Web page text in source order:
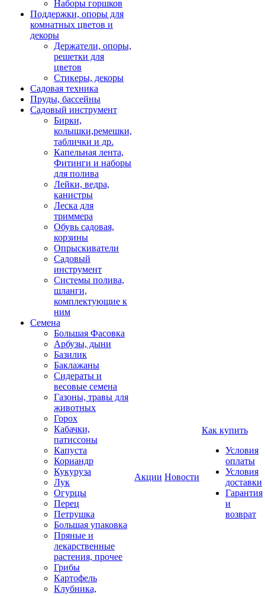
Наборы горшков
Поддержки, опоры для
комнатных цветов и
декоры
Держатели, опоры,
решетки для
цветов
Стикеры, декоры
Садовая техника
Пруды, бассейны
Садовый инструмент
Бирки,
колышки,ремешки,
таблички и др.
Капельная лента,
Фитинги и наборы
для полива
Лейки, ведра,
канистры
Леска для
триммера
Обувь садовая,
корзины
Опрыскиватели
Садовый
инструмент
Системы полива,
шланги,
комплектующие к
ним
Семена
Большая Фасовка
Арбузы, дыни
Базилик
Баклажаны
Сидераты и
весовые семена
Газоны, травы для
животных
Горох
Кабачки,
патиссоны
Капуста
Кориандр
Кукуруза
Лук
Огурцы
Перец
Петрушка
Большая упаковка
Пряные и
лекарственные
растения, прочее
Грибы
Картофель
Клубника,
Акции Новости
Как купить
Условия
оплаты
Условия
доставки
Гарантия
и
возврат